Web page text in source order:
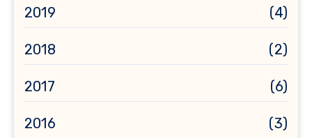
2019 (4)
2018 (2)
2017 (6)
2016 (3)